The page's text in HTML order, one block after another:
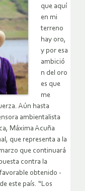
que aquí
en mi
terreno
hay oro,
y por esa
ambició
n del oro
es que
me
Aún hasta
ambientalista
Máxima Acuña
que representa a la
que continuará
contra la
obtenido -
este país. “Los